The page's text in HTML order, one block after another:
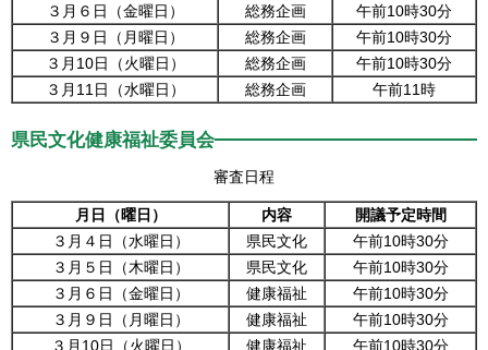
３月６日（金曜日）
総務企画
午前10時30分
３月９日（月曜日）
総務企画
午前10時30分
３月10日（火曜日）
総務企画
午前10時30分
３月11日（水曜日）
総務企画 午前11時
県民文化健康福祉委員会
審査日程
月日（曜日） 内容
開議予定時間
３月４日（水曜日）
県民文化
午前10時30分
３月５日（木曜日）
県民文化
午前10時30分
３月６日（金曜日）
健康福祉
午前10時30分
３月９日（月曜日）
健康福祉
午前10時30分
３月10日（火曜日）
健康福祉 午前10時30分